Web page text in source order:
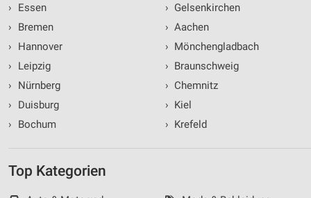
›
Essen
›
Bremen
›
Hannover
›
Leipzig
›
Nürnberg
›
Duisburg
›
Bochum
› Gelsenkirchen
› Aachen
› Mönchengladbach
› Braunschweig
› Chemnitz
› Kiel
› Krefeld
Top Kategorien